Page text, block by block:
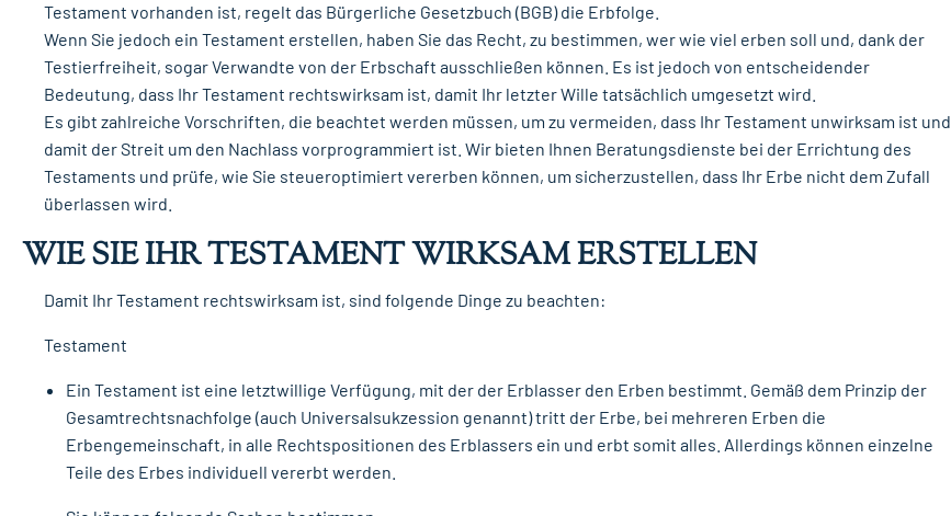
Testament vorhanden ist, regelt das Bürgerliche Gesetzbuch (BGB) die Erbfolge.
Wenn Sie jedoch ein Testament erstellen, haben Sie das Recht, zu bestimmen, wer wie viel erben soll und, dank der
Testierfreiheit, sogar Verwandte von der Erbschaft ausschließen können. Es ist jedoch von entscheidender
Bedeutung, dass Ihr Testament rechtswirksam ist, damit Ihr letzter Wille tatsächlich umgesetzt wird.
Es gibt zahlreiche Vorschriften, die beachtet werden müssen, um zu vermeiden, dass Ihr Testament unwirksam ist und
damit der Streit um den Nachlass vorprogrammiert ist. Wir bieten Ihnen Beratungsdienste bei der Errichtung des
Testaments und prüfe, wie Sie steueroptimiert vererben können, um sicherzustellen, dass Ihr Erbe nicht dem Zufall
überlassen wird.
WIE SIE IHR TESTAMENT WIRKSAM ERSTELLEN
Damit Ihr Testament rechtswirksam ist, sind folgende Dinge zu beachten:
Testament
Ein Testament ist eine letztwillige Verfügung, mit der der Erblasser den Erben bestimmt. Gemäß dem Prinzip der
Gesamtrechtsnachfolge (auch Universalsukzession genannt) tritt der Erbe, bei mehreren Erben die
Erbengemeinschaft, in alle Rechtspositionen des Erblassers ein und erbt somit alles. Allerdings können einzelne
Teile des Erbes individuell vererbt werden.